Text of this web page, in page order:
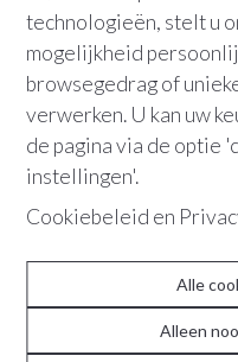
technologieën, stelt u
mogelijkheid
browsegedrag of
verwerken. U kan uw
de pagina via de optie
instellingen'.
Cookiebeleid en
Alle
Alleen
+32 479 91 98 16
“Wonen wordt
moderne, perfect
twee
ondergrondse
nodig hebt,